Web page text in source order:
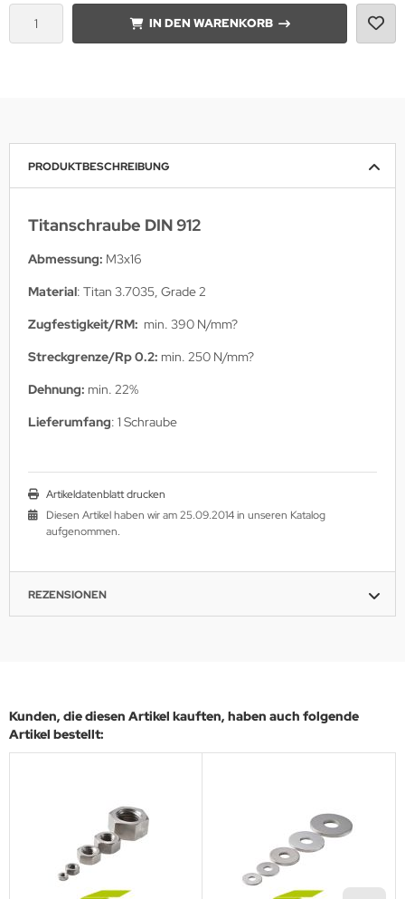
IN DEN WARENKORB
PRODUKTBESCHREIBUNG
Titanschraube DIN 912
Abmessung: M3x16
Material: Titan 3.7035, Grade 2
Zugfestigkeit/RM: min. 390 N/mm?
Streckgrenze/Rp 0.2: min. 250 N/mm?
Dehnung: min. 22%
Lieferumfang: 1 Schraube
Artikeldatenblatt drucken
Diesen Artikel haben wir am 25.09.2014 in unseren Katalog
aufgenommen.
REZENSIONEN
Kunden, die diesen Artikel kauften, haben auch folgende
Artikel bestellt: